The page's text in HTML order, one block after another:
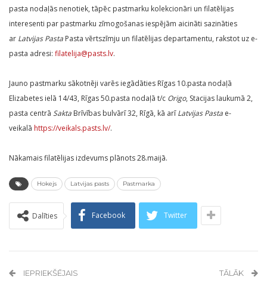
pasta nodaļās nenotiek, tāpēc pastmarku kolekcionāri un filatēlijas
interesenti par pastmarku zīmogošanas iespējām aicināti sazināties
ar Latvijas Pasta Pasta vērtszīmju un filatēlijas departamentu, rakstot uz e-
pasta adresi: filatelija@pasts.lv.
Jauno pastmarku sākotnēji varēs iegādāties Rīgas 10.pasta nodaļā
Elizabetes ielā 14/43, Rīgas 50.pasta nodaļā t/c Origo, Stacijas laukumā 2,
pasta centrā Sakta Brīvības bulvārī 32, Rīgā, kā arīLatvijas Pasta e-
veikalā https://veikals.pasts.lv/.
Nākamais filatēlijas izdevums plānots 28.maijā.
Hokejs Latvijas pasts Pastmarka
Dalīties Facebook Twitter
IEPRIEKŠĒJAIS TĀLĀK